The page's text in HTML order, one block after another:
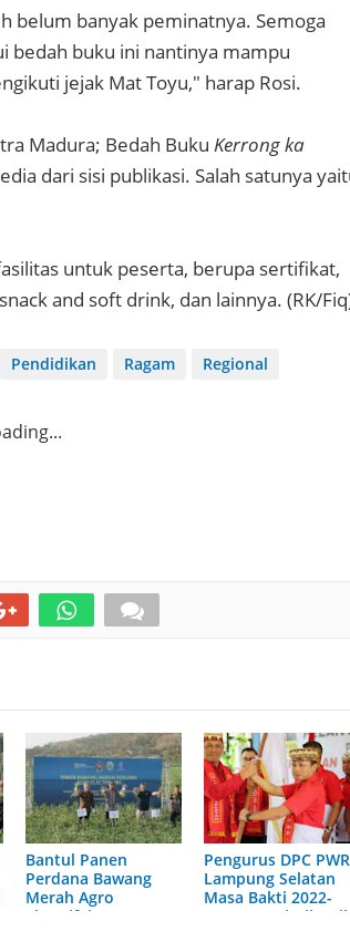
belum banyak peminatnya. Semoga
bedah buku ini nantinya mampu
jejak Mat Toyu," harap Rosi.
Madura; Bedah Buku Kerrong ka
dari sisi publikasi. Salah satunya
untuk peserta, berupa sertifikat,
and soft drink, dan lainnya. (RK/
Pendidikan Ragam Regional
Bantul Panen
Perdana Bawang
Merah Agro
Electrifying
Pengurus DPC
Lampung Selatan
Masa Bakti 2022-
2026 Resmi